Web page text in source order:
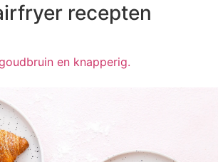
recepten